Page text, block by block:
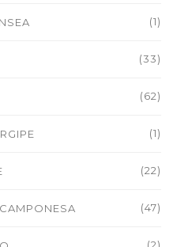
(1)
(33)
(62)
(1)
(22)
(47)